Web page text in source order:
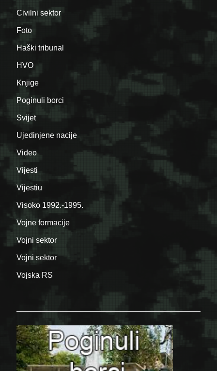
Civilni sektor
Foto
Haški tribunal
HVO
Knjige
Poginuli borci
Svijet
Ujedinjene nacije
Video
Vijesti
Vijestiu
Visoko 1992.-1995.
Vojne formacije
Vojni sektor
Vojni sektor
Vojska RS